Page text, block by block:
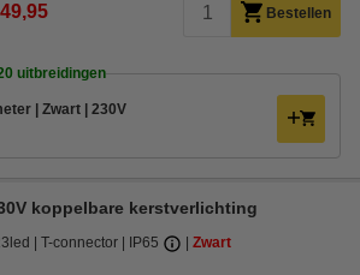
Bestellen
uitbreidingen
| Zwart | 230V
koppelbare kerstverlichting
T-connector IP65 Zwart